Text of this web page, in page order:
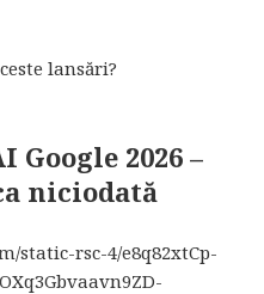
lansări?
Google 2026 –
niciodată